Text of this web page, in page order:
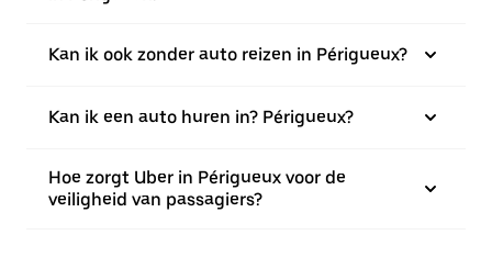
Kan ik ook zonder auto reizen in Périgueux?
Kan ik een auto huren in? Périgueux?
Hoe zorgt Uber in Périgueux voor de
veiligheid van passagiers?